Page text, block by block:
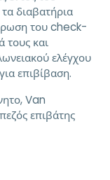
διαβατήρια
του check-
τους και
ελέγχου
επιβίβαση.
Van
επιβάτης